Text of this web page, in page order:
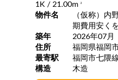
1K / 21.00m 2
物件名
（仮称）内
期費用安く
築年
2026年07月
住所
福岡県福岡
最寄駅
構造
木造